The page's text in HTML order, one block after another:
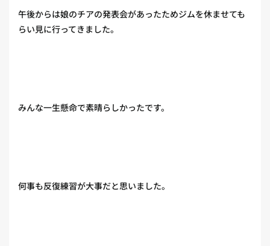
午後からは娘のチアの発表会があったためジムを休ませても
らい見に行ってきました。
みんな一生懸命で素晴らしかったです。
何事も反復練習が大事だと思いました。